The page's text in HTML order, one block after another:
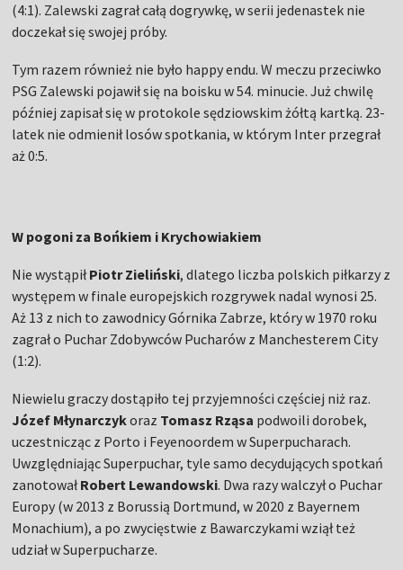
(4:1). Zalewski zagrał całą dogrywkę, w serii jedenastek nie
doczekał się swojej próby.
Tym razem również nie było happy endu. W meczu przeciwko
PSG Zalewski pojawił się na boisku w 54. minucie. Już chwilę
później zapisał się w protokole sędziowskim żółtą kartką. 23-
latek nie odmienił losów spotkania, w którym Inter przegrał
aż 0:5.
W pogoni za Bońkiem i Krychowiakiem
Nie wystąpiłPiotr Zieliński, dlatego liczba polskich piłkarzy z
występem w finale europejskich rozgrywek nadal wynosi 25.
Aż 13 z nich to zawodnicy Górnika Zabrze, który w 1970 roku
zagrał o Puchar Zdobywców Pucharów z Manchesterem City
(1:2).
Niewielu graczy dostąpiło tej przyjemności częściej niż raz.
Józef Młynarczykoraz Tomasz Rząsa podwoili dorobek,
uczestnicząc z Porto i Feyenoordem w Superpucharach.
Uwzględniając Superpuchar, tyle samo decydujących spotkań
zanotowałRobert Lewandowski. Dwa razy walczył o Puchar
Europy (w 2013 z Borussią Dortmund, w 2020 z Bayernem
Monachium), a po zwycięstwie z Bawarczykami wziął też
udział w Superpucharze.